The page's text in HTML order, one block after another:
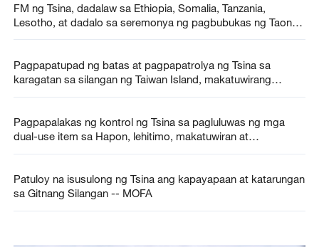
FM ng Tsina, dadalaw sa Ethiopia, Somalia, Tanzania,
Lesotho, at dadalo sa seremonya ng pagbubukas ng Taon
Pagpapatupad ng batas at pagpapatrolya ng Tsina sa
karagatan sa silangan ng Taiwan Island, makatuwirang
Pagpapalakas ng kontrol ng Tsina sa pagluluwas ng mga
dual-use item sa Hapon, lehitimo, makatuwiran at
Patuloy na isusulong ng Tsina ang kapayapaan at katarungan
sa Gitnang Silangan -- MOFA